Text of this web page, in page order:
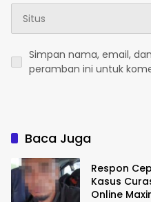
Simpan nama, email,
peramban ini untuk
Baca Juga
Respon
Kasus
Online